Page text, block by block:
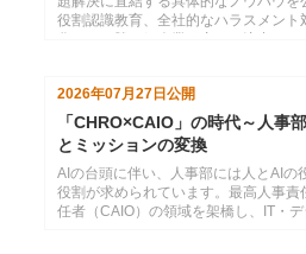
役割認識教育、全社的なハラスメント
2026年07月27日公開
「CHRO×CAIO」の時代～人事
とミッションの変換
AIの台頭に伴い、人事部には人とAIの
役割が求められています。最高人事
任者（CAIO）の領域を架橋し、IT・デ